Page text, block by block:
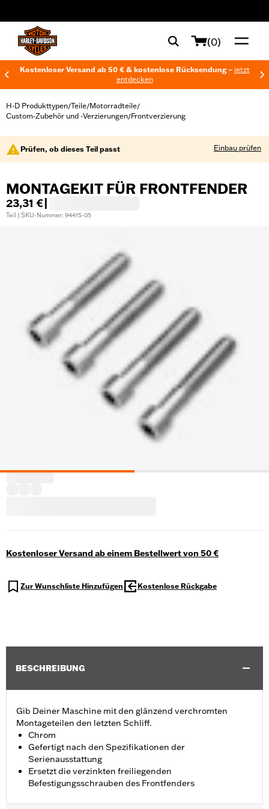
(0)
Kostenloser Versand ab 50 € & kostenlose Rücksendung – jetzt
entdecken
H-D Produkttypen/Teile/Motorradteile/
Custom-Zubehör und -Verzierungen/Frontverzierung
Prüfen, ob dieses Teil passt Einbau prüfen
MONTAGEKIT FÜR FRONTFENDER
23,31 €
Teil | SKU-Nummer: 94415-05
Kostenloser Versand ab einem Bestellwert von 50 €
Zur Wunschliste Hinzufügen Kostenlose Rückgabe
BESCHREIBUNG
Gib Deiner Maschine mit den glänzend verchromten
Montageteilen den letzten Schliff.
Chrom
Gefertigt nach den Spezifikationen der
Serienausstattung
Ersetzt die verzinkten freiliegenden
Befestigungsschrauben des Frontfenders